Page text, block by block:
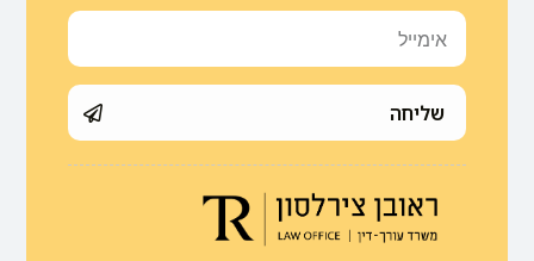
שליחה